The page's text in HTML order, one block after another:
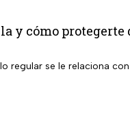
y cómo protegerte
regular se le relaciona